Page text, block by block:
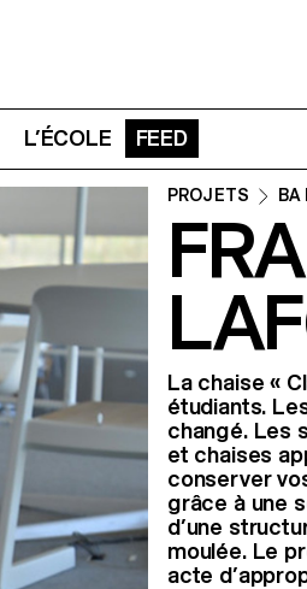
L’ÉCOLE FEED
PROJETS BA
La chaise «
étudiants.
changé. Les
et chaises
conserver
grâce à une
d’une
moulée. Le
acte